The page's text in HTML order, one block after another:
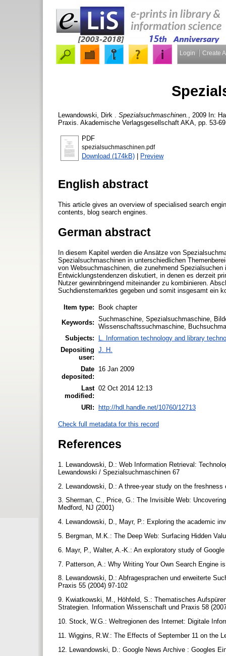
Login Create
Lewandowski, Dirk Spezialsuchmaschinen.
, 2009 In:
Praxis. Akademische Verlagsgesellschaft AKA, pp. 53-
PDF
spezialsuchmaschinen.pdf
Download (174kB) | Preview
English abstract
This article gives an overview of specialised search
contents, blog search engines.
German abstract
In diesem Kapitel werden die Ansätze von
Spezialsuchmaschinen in unterschiedlichen
von Websuchmaschinen, die zunehmend
Entwicklungstendenzen diskutiert, in denen es derzeit
Nutzer gewinnbringend miteinander zu kombinieren.
Suchdienstemarktes gegeben und somit insgesamt ein
Item type:
Book chapter
Keywords: Suchmaschine, Spezialsuchmaschine,
Wissenschaftssuchmaschine,
Subjects:
L. Information technology and library
Depositing
user:
J. H.
Date
deposited:
16 Jan 2009
Last
modified:
02 Oct 2014 12:13
URI: http://hdl.handle.net/10760/12713
Check full metadata for this record
References
1. Lewandowski, D.: Web Information Retrieval:
Lewandowski / Spezialsuchmaschinen 67
2. Lewandowski, D.: A three-year study on the
3. Sherman, C., Price, G.: The Invisible Web:
Medford, NJ (2001)
4. Lewandowski, D., Mayr, P.: Exploring the academic
5. Bergman, M.K.: The Deep Web: Surfacing Hidden
6. Mayr, P., Walter, A.-K.: An exploratory study of
7. Patterson, A.: Why Writing Your Own Search Engine
8. Lewandowski, D.: Abfragesprachen und erweiterte
Praxis 55 (2004) 97-102
9. Kwiatkowski, M., Höhfeld, S.: Thematisches
Strategien. Information Wissenschaft und Praxis 58
10. Stock, W.G.: Weltregionen des Internet: Digitale
11. Wiggins, R.W.: The Effects of September 11 on the
12. Lewandowski, D.: Google News Archive : Googles